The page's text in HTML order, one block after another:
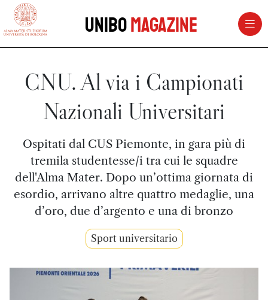
vai al contenuto della pagina
UniboMagazine
CNU. Al via i Campionati
Nazionali Universitari
Ospitati dal CUS Piemonte, in gara più di
tremila studentesse/i tra cui le squadre
dell'Alma Mater. Dopo un’ottima giornata di
esordio, arrivano altre quattro medaglie, una
d’oro, due d’argento e una di bronzo
Sport universitario